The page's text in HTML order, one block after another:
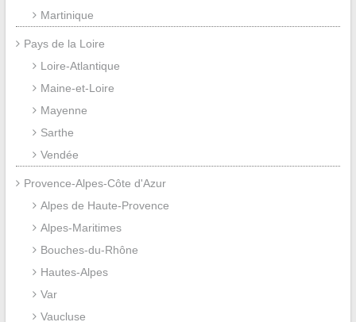
Martinique
Pays de la Loire
Loire-Atlantique
Maine-et-Loire
Mayenne
Sarthe
Vendée
Provence-Alpes-Côte d'Azur
Alpes de Haute-Provence
Alpes-Maritimes
Bouches-du-Rhône
Hautes-Alpes
Var
Vaucluse